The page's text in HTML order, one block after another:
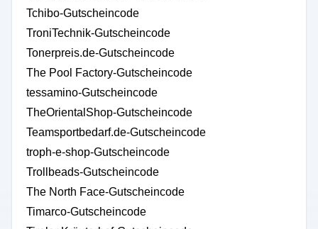
Tchibo-Gutscheincode
TroniTechnik-Gutscheincode
Tonerpreis.de-Gutscheincode
The Pool Factory-Gutscheincode
tessamino-Gutscheincode
TheOrientalShop-Gutscheincode
Teamsportbedarf.de-Gutscheincode
troph-e-shop-Gutscheincode
Trollbeads-Gutscheincode
The North Face-Gutscheincode
Timarco-Gutscheincode